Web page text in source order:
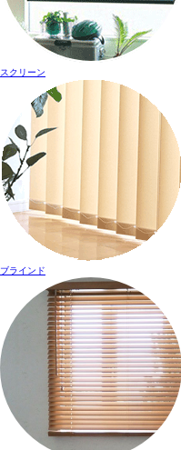
スクリーン
ブラインド